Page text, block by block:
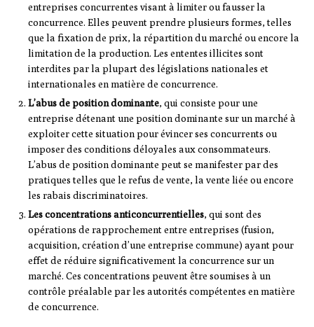
entreprises concurrentes visant à limiter ou fausser la
concurrence. Elles peuvent prendre plusieurs formes, telles
que la fixation de prix, la répartition du marché ou encore la
limitation de la production. Les ententes illicites sont
interdites par la plupart des législations nationales et
internationales en matière de concurrence.
L’abus de position dominante, qui consiste pour une
entreprise détenant une position dominante sur un marché à
exploiter cette situation pour évincer ses concurrents ou
imposer des conditions déloyales aux consommateurs.
L’abus de position dominante peut se manifester par des
pratiques telles que le refus de vente, la vente liée ou encore
les rabais discriminatoires.
Les concentrations anticoncurrentielles, qui sont des
opérations de rapprochement entre entreprises (fusion,
acquisition, création d’une entreprise commune) ayant pour
effet de réduire significativement la concurrence sur un
marché. Ces concentrations peuvent être soumises à un
contrôle préalable par les autorités compétentes en matière
de concurrence.